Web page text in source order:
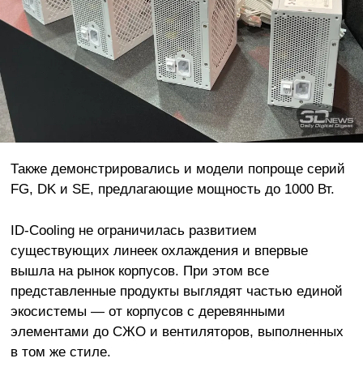
Также демонстрировались и модели попроще серий
FG, DK и SE, предлагающие мощность до 1000 Вт.
ID-Cooling не ограничилась развитием
существующих линеек охлаждения и впервые
вышла на рынок корпусов. При этом все
представленные продукты выглядят частью единой
экосистемы — от корпусов с деревянными
элементами до СЖО и вентиляторов, выполненных
в том же стиле.